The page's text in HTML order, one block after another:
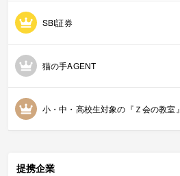
SBI証券
猫の手AGENT
小・中・高校生対象の『Ｚ会の教室』
提携企業